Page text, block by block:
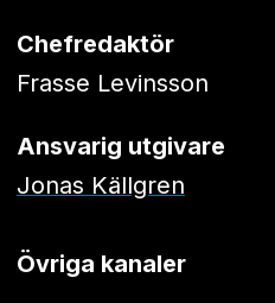
Chefredaktör
Frasse Levinsson
Ansvarig utgivare
Jonas Källgren
Övriga kanaler